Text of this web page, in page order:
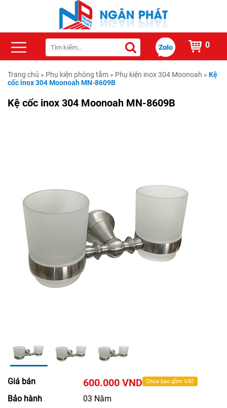
0
Trang chủ » Phụ kiện phòng tắm » Phụ kiện inox 304 Moonoah » Kệ
cốc inox 304 Moonoah MN-8609B
Kệ cốc inox 304 Moonoah MN-8609B
Giá bán 600.000 VND Chưa bao gồm VAT
Bảo hành
03 Năm